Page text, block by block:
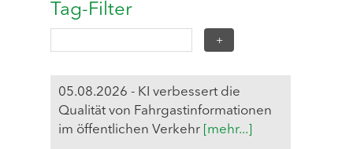
Tag-Filter
05.08.2026 - KI verbessert die
Qualität von Fahrgastinformationen
im öffentlichen Verkehr [mehr...]